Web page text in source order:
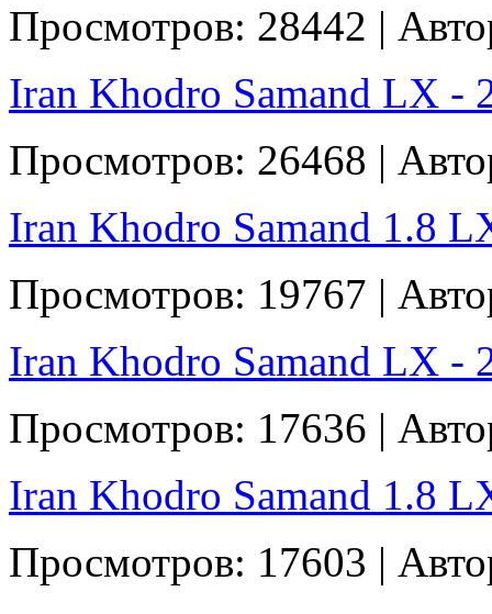
Просмотров: 28442 |
Iran Khodro Samand LX -
Просмотров: 26468 |
Iran Khodro Samand 1.8
Просмотров: 19767 |
Iran Khodro Samand LX -
Просмотров: 17636 |
Iran Khodro Samand 1.8
Просмотров: 17603 |